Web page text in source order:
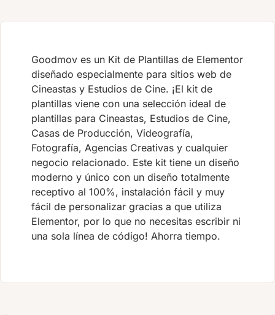
Goodmov es un Kit de Plantillas de Elementor
diseñado especialmente para sitios web de
Cineastas y Estudios de Cine. ¡El kit de
plantillas viene con una selección ideal de
plantillas para Cineastas, Estudios de Cine,
Casas de Producción, Videografía,
Fotografía, Agencias Creativas y cualquier
negocio relacionado. Este kit tiene un diseño
moderno y único con un diseño totalmente
receptivo al 100%, instalación fácil y muy
fácil de personalizar gracias a que utiliza
Elementor, por lo que no necesitas escribir ni
una sola línea de código! Ahorra tiempo.